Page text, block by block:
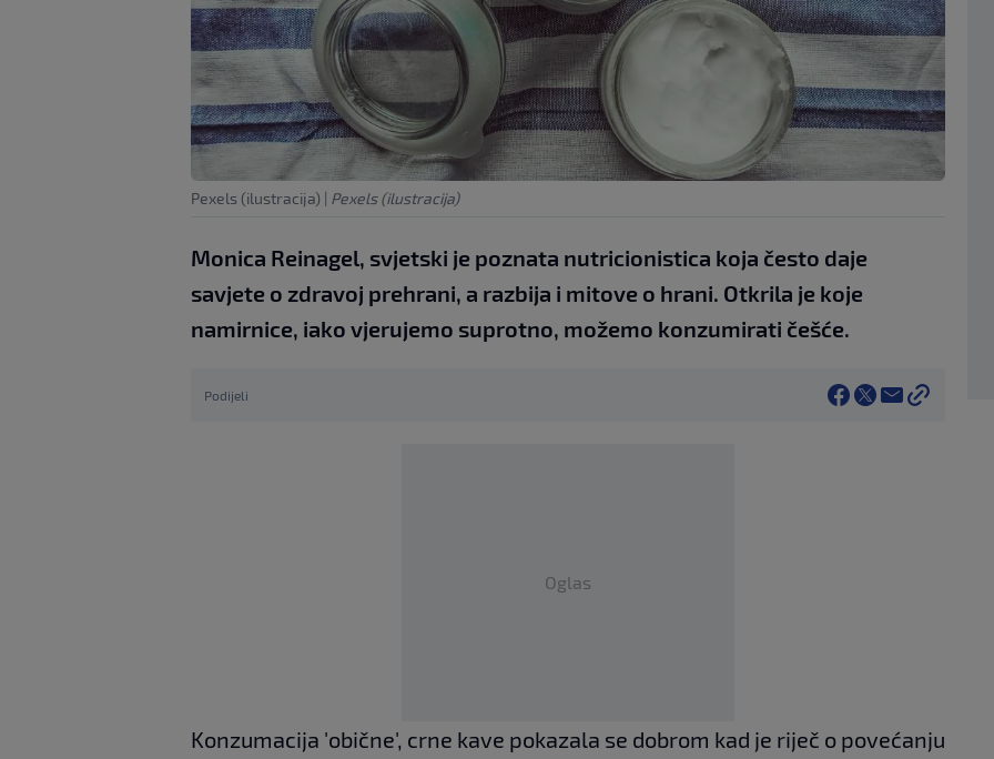
Pexels (ilustracija) | Pexels (ilustracija)
Monica Reinagel, svjetski je poznata nutricionistica koja često daje
savjete o zdravoj prehrani, a razbija i mitove o hrani. Otkrila je koje
namirnice, iako vjerujemo suprotno, možemo konzumirati češće.
Podijeli
Oglas
Konzumacija 'obične', crne kave pokazala se dobrom kad je riječ o povećanju